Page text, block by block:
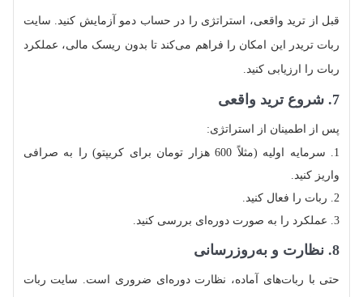
قبل از ترید واقعی، استراتژی را در حساب دمو آزمایش کنید. سایت
ربات تریدر این امکان را فراهم می‌کند تا بدون ریسک مالی، عملکرد
ربات را ارزیابی کنید.
7. شروع ترید واقعی
پس از اطمینان از استراتژی:
سرمایه اولیه (مثلاً 600 هزار تومان برای کریپتو) را به صرافی
واریز کنید.
ربات را فعال کنید.
عملکرد را به‌ صورت دوره‌ای بررسی کنید.
8. نظارت و به‌روزرسانی
حتی با ربات‌های آماده، نظارت دوره‌ای ضروری است. سایت ربات